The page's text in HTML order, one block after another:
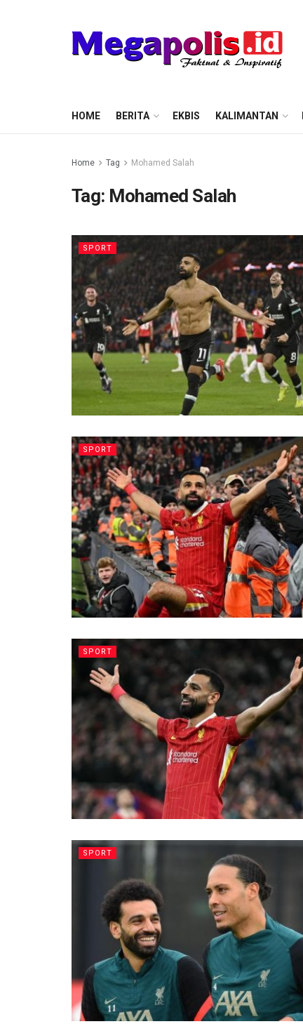
HOME BERITA EKBIS KALIMANTAN
Home Tag Mohamed Salah
Tag: Mohamed Salah
SPORT
SPORT
SPORT
SPORT